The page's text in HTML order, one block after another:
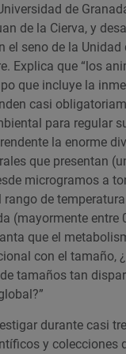
de
de la Cierva, y
el seno de la Unidad
Explica que “los
que incluye la
casi
para regular
la enorme
que presentan
microgramos a
de
(mayormente entre
que el
con el tamaño,
tamaños tan
durante casi
y colecciones